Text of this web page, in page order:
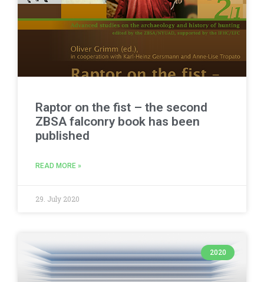
Raptor on the fist – the second
ZBSA falconry book has been
published
READ MORE »
29. July 2020
2020